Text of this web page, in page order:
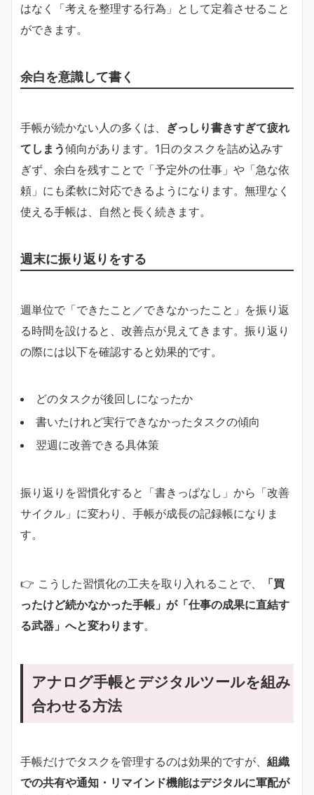
はなく「考えを整理する行為」として定着させること
ができます。
余白を意識して書く
手帳が続かない人の多くは、 ぎっしり書きすぎて疲れ
てしまう傾向があります。1日のタスクを詰め込みす
ぎず、余白を残すことで「予定外の仕事」や「急な依
頼」にも柔軟に対応できるようになります。無理なく
使える手帳は、自然と長く続きます。
週末に振り返りをする
週単位で「できたこと／できなかったこと」を振り返
る時間を設けると、改善点が見えてきます。振り返り
の際には以下を確認すると効果的です。
どのタスクが後回しになったか
書いたけれど実行できなかったタスクの傾向
翌週に改善できる具体策
振り返りを習慣化すると「書きっぱなし」から「改善
サイクル」に変わり、手帳が成長の記録帳になりま
す。
👉 こうした習慣化の工夫を取り入れることで、
「買
ったけど続かなかった手帳」が「仕事の成果に直結す
る武器」へと変わります。
アナログ手帳とデジタルツールを組み
合わせる方法
手帳だけでタスクを管理するのは効果的ですが、 組織
での共有や通知・リマインド機能はデジタルに軍配が